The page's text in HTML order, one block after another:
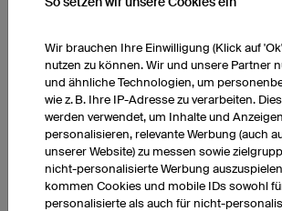
Sie möchten ein Design, das im 3D-
umsetzbar ist? Dann nutzen Sie unseren
Wir brauchen Ihre Einwilligung (Klick auf
nutzen zu können. Wir und unsere Partner
und ähnliche Technologien, um
wie z. B. Ihre IP-Adresse zu verarbeiten.
werden verwendet, um Inhalte und
personalisieren, relevante Werbung (auch
unserer Website) zu messen sowie
nicht-personalisierte Werbung
kommen Cookies und mobile IDs sowohl
personalisierte als auch für nicht-